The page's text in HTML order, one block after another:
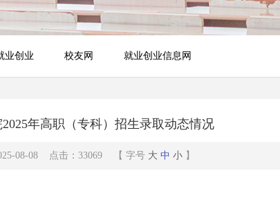
业创业 校友网 就业创业信息网
年高职（专科）招生录取动态情况
08-08 点击：33069 【 字号 大 中 小】